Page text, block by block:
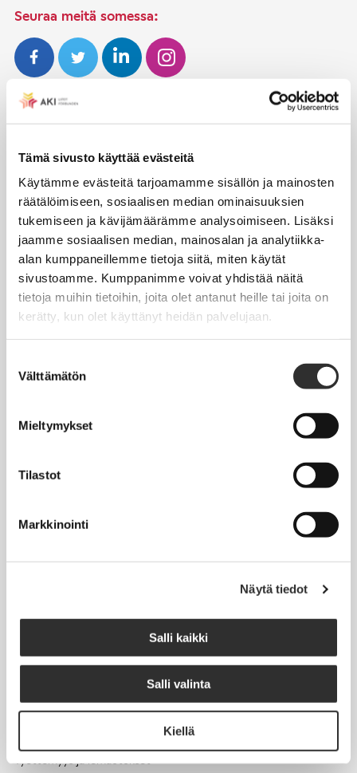
Tämä sivusto käyttää evästeitä
Käytämme evästeitä tarjoamamme sisällön ja mainosten
räätälöimiseen, sosiaalisen median ominaisuuksien
tukemiseen ja kävijämäärämme analysoimiseen. Lisäksi
jaamme sosiaalisen median, mainosalan ja analytiikka-
alan kumppaneillemme tietoja siitä, miten käytät
sivustoamme. Kumppanimme voivat yhdistää näitä
tietoja muihin tietoihin, joita olet antanut heille tai joita on
kerätty, kun olet käyttänyt heidän palvelujaan.
valinta
Välttämätön
Mieltymykset
Tilastot
Markkinointi
Näytä tiedot
Salli kaikki
Salli valinta
Kiellä
Seuraa meitä somessa:
Henkilöjäsenyys
Liittojäsenyys
Jäsenmaksujen työnantajaperintä
Jäsentietojen päivittäminen
Matkalaskut
AJANKOHTAISTA
Työaika